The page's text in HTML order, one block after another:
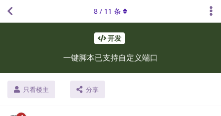
开发
一键脚本已支持自定义端口
只看楼主 分享
8 / 11 条